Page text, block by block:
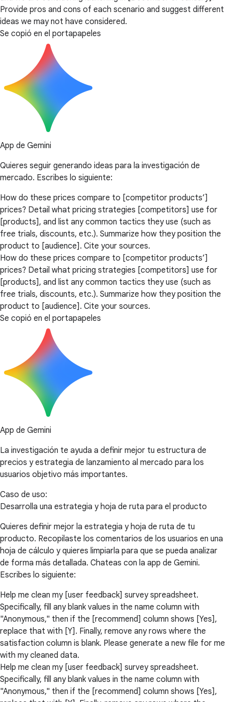
Provide pros and cons of each scenario and suggest different
ideas we may not have considered.
Se copió en el portapapeles
App de Gemini
Quieres seguir generando ideas para la investigación de
mercado. Escribes lo siguiente:
How do these prices compare to [competitor products’]
prices? Detail what pricing strategies [competitors] use for
[products], and list any common tactics they use (such as
free trials, discounts, etc.). Summarize how they position the
product to [audience]. Cite your sources.
How do these prices compare to [competitor products’]
prices? Detail what pricing strategies [competitors] use for
[products], and list any common tactics they use (such as
free trials, discounts, etc.). Summarize how they position the
product to [audience]. Cite your sources.
Se copió en el portapapeles
App de Gemini
La investigación te ayuda a definir mejor tu estructura de
precios y estrategia de lanzamiento al mercado para los
usuarios objetivo más importantes.
Caso de uso:
Desarrolla una estrategia y hoja de ruta para el producto
Quieres definir mejor la estrategia y hoja de ruta de tu
producto. Recopilaste los comentarios de los usuarios en una
hoja de cálculo y quieres limpiarla para que se pueda analizar
de forma más detallada. Chateas con la app de Gemini.
Escribes lo siguiente:
Help me clean my [user feedback] survey spreadsheet.
Specifically, fill any blank values in the name column with
"Anonymous," then if the [recommend] column shows [Yes],
replace that with [Y]. Finally, remove any rows where the
satisfaction column is blank. Please generate a new file for me
with my cleaned data.
Help me clean my [user feedback] survey spreadsheet.
Specifically, fill any blank values in the name column with
"Anonymous," then if the [recommend] column shows [Yes],